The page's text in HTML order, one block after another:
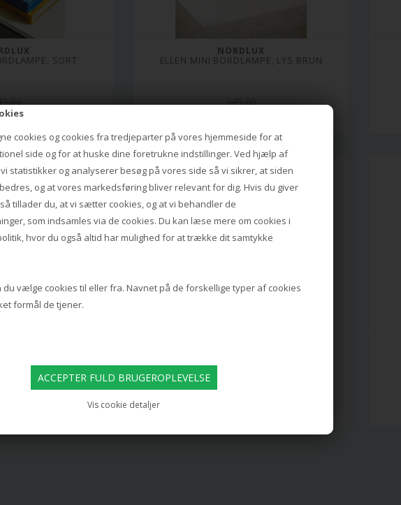
cookies og cookies fra tredjeparter på vores hjemmeside for at
side og for at huske dine foretrukne indstillinger. Ved hjælp af
statistikker og analyserer besøg på vores side så vi sikrer, at siden
og at vores markedsføring bliver relevant for dig. Hvis du giver
tillader du, at vi sætter cookies, og at vi behandler de
som indsamles via de cookies. Du kan læse mere om cookies i
, hvor du også altid har mulighed for at trække dit samtykke
du vælge cookies til eller fra. Navnet på de forskellige typer af cookies
formål de tjener.
Vis cookie detaljer
SORT
DKK
NORDLUX
ELLEN MINI BORDLAMPE, LYS BRUN
349,00
/ BORDLAMPE,